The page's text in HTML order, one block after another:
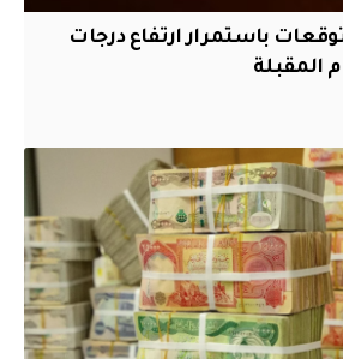
باستمرار ارتفاع درجات
المقبلة